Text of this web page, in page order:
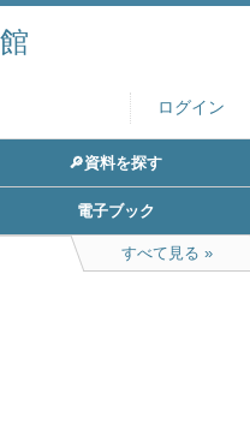
ログイン
🔎資料を探す
電子ブック
すべて見る